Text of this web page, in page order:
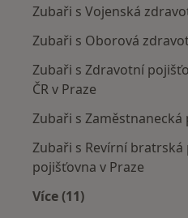
Zubaři s Vojenská
Zubaři s Oborová
Zubaři s Zdravotní
ČR v Praze
Zubaři s Zaměstnanecká
Zubaři s Revírní
pojišťovna v Praze
Více (11)